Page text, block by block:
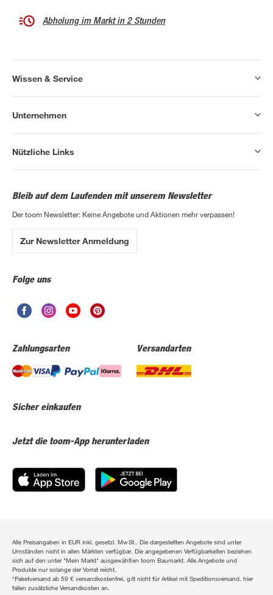
Abholung im Markt in 2 Stunden
Wissen & Service
Unternehmen
Nützliche Links
Bleib auf dem Laufenden mit unserem Newsletter
Der toom Newsletter: Keine Angebote und Aktionen mehr verpassen!
Zur Newsletter Anmeldung
Folge uns
Zahlungsarten Versandarten
Sicher einkaufen
Jetzt die toom-App herunterladen
Alle Preisangaben in EUR inkl. gesetzl. MwSt.. Die dargestellten Angebote sind unter
Umständen nicht in allen Märkten verfügbar. Die angegebenen Verfügbarkeiten beziehen
sich auf den unter "Mein Markt" ausgewählten toom Baumarkt. Alle Angebote und
Produkte nur solange der Vorrat reicht.
*Paketversand ab 59 € versandkostenfrei, gilt nicht für Artikel mit Speditionsversand, hier
fallen zusätzliche Versandkosten an.